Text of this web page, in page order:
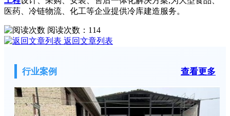
医药、冷链物流、化工等企业提供冷库建造服务。
阅读次数： 114
返回文章列表
行业案例 查看更多